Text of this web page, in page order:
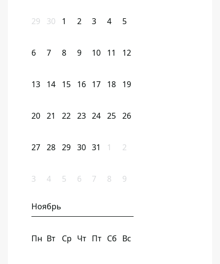
29 30 1 2 3 4 5
6 7 8 9 10 11 12
13 14 15 16 17 18 19
20 21 22 23 24 25 26
27 28 29 30 31 1 2
3 4 5 6 7 8 9
Ноябрь
Пн Вт Ср Чт Пт Сб Вс